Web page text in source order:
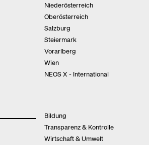
Niederösterreich
Oberösterreich
Salzburg
Steiermark
Vorarlberg
Wien
NEOS X - International
Bildung
Transparenz & Kontrolle
Wirtschaft & Umwelt